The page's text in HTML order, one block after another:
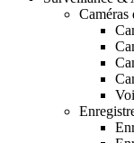
Caméras